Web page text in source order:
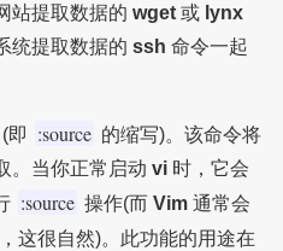
站提取数据的 wget或 lynx
统提取数据的 ssh 命令一起
(即 :source 的缩写)。该命令将
。当你正常启动 vi时，它会
:source 操作(而 Vim通常会
这很自然)。此功能的用途在